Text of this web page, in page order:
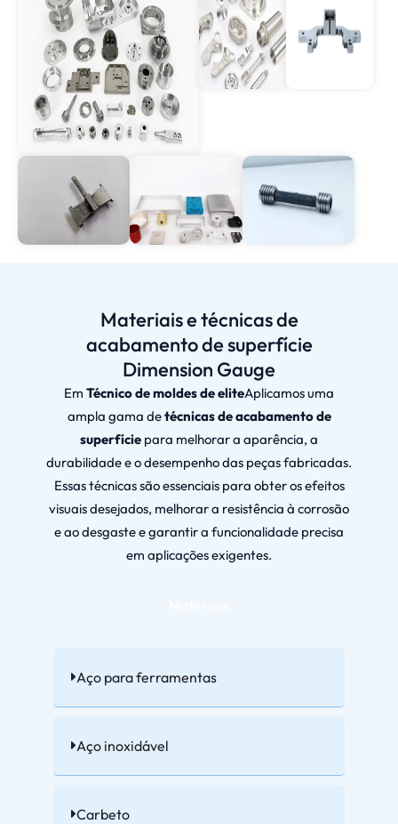
Materiais e técnicas de
acabamento de superfície
Dimension Gauge
Em Técnico de moldes de eliteAplicamos uma
ampla gama detécnicas de acabamento de
superfície para melhorar a aparência, a
durabilidade e o desempenho das peças fabricadas.
Essas técnicas são essenciais para obter os efeitos
visuais desejados, melhorar a resistência à corrosão
e ao desgaste e garantir a funcionalidade precisa
em aplicações exigentes.
Aço para ferramentas
Aço inoxidável
Carbeto